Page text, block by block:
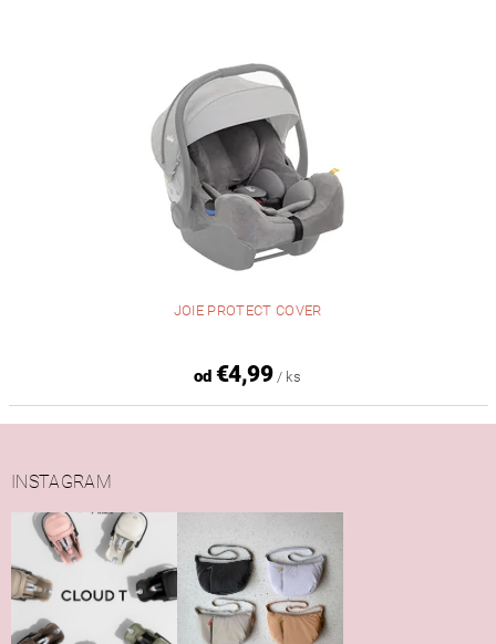
JOIE PROTECT COVER
od€4,99 / ks
INSTAGRAM